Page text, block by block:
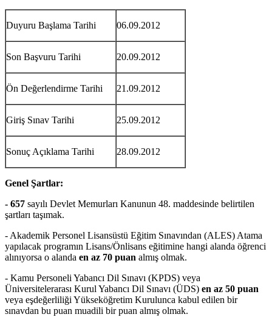
Duyuru Başlama Tarihi 06.09.2012
Son Başvuru Tarihi 20.09.2012
Ön Değerlendirme Tarihi 21.09.2012
Giriş Sınav Tarihi 25.09.2012
Sonuç Açıklama Tarihi 28.09.2012
Genel Şartlar:
- 657 sayılı Devlet Memurları Kanunun 48. maddesinde belirtilen
şartları taşımak.
- Akademik Personel Lisansüstü Eğitim Sınavından (ALES) Atama
yapılacak programın Lisans/Önlisans eğitimine hangi alanda öğrenci
alınıyorsa o alanda en az 70 puan almış olmak.
- Kamu Personeli Yabancı Dil Sınavı (KPDS) veya
Üniversitelerarası Kurul Yabancı Dil Sınavı (ÜDS) en az 50 puan
veya eşdeğerliliği Yükseköğretim Kurulunca kabul edilen bir
sınavdan bu puan muadili bir puan almış olmak.